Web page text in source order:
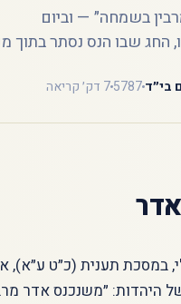
בשמחה״ — וביום
החג שבו הנס נסתר בתוך
בי״ד57877 דק׳ קריאה
במסכת תענית (כ״ט ע״א),
היהדות: ״משנכנס אדר